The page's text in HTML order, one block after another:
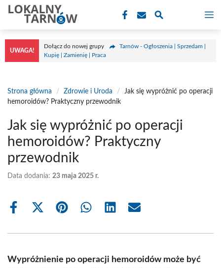
Przejdź
treści
UWAGA!
Dołącz do nowej grupy
Tarnów - Ogłoszenia | Sprzedam |
Kupię | Zamienię | Praca
Strona główna / Zdrowie i Uroda /
Jak się wypróżnić po operacji
hemoroidów? Praktyczny przewodnik
Jak się wypróżnić po operacji
hemoroidów? Praktyczny
przewodnik
Data dodania: 23 maja 2025 r.
Share
Share
(Twitter)
Share Share Share Share
Wypróżnienie po operacji hemoroidów może być